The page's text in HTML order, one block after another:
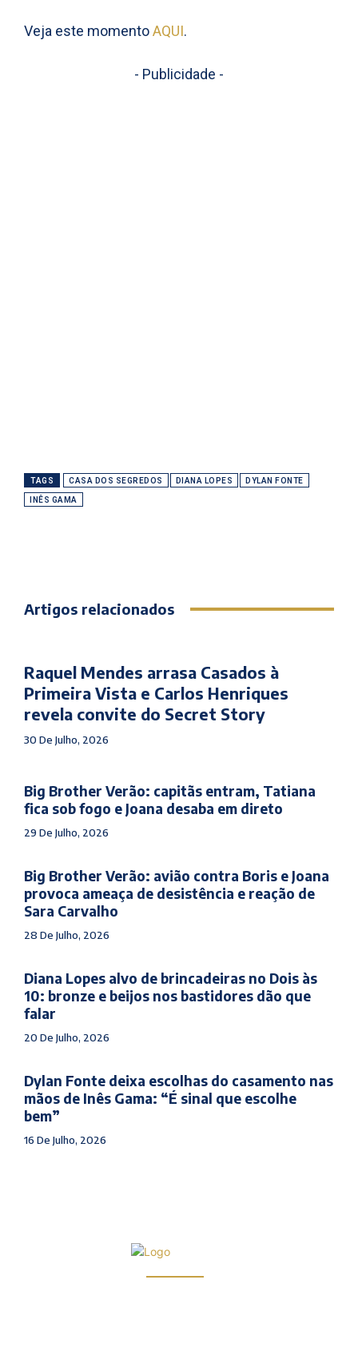
Veja este momentoAQUI.
- Publicidade -
TAGS CASA DOS SEGREDOS DIANA LOPES DYLAN FONTE
INÊS GAMA
Artigos relacionados
Raquel Mendes arrasa Casados à
Primeira Vista e Carlos Henriques
revela convite do Secret Story
30 De Julho, 2026
Big Brother Verão: capitãs entram, Tatiana
fica sob fogo e Joana desaba em direto
29 De Julho, 2026
Big Brother Verão: avião contra Boris e Joana
provoca ameaça de desistência e reação de
Sara Carvalho
28 De Julho, 2026
Diana Lopes alvo de brincadeiras no Dois às
10: bronze e beijos nos bastidores dão que
falar
20 De Julho, 2026
Dylan Fonte deixa escolhas do casamento nas
mãos de Inês Gama: “É sinal que escolhe
bem”
16 De Julho, 2026